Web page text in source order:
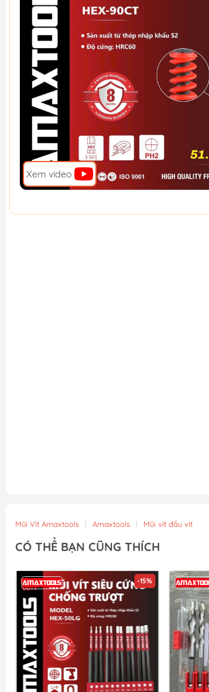
Xem video
Mũi Vít Amaxtools | Amaxtools | Mũi vít đầu vít
CÓ THỂ BẠN CŨNG THÍCH
-15%